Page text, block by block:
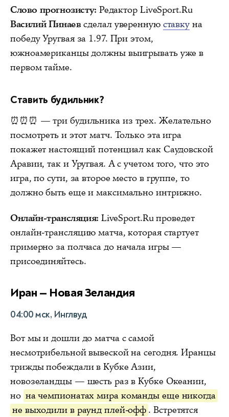
Слово прогнозисту: Редактор LiveSport.Ru
Василий Пинаев сделал уверенную ставку на
победу Уругвая за 1.97. При этом,
южноамериканцы должны выигрывать уже в
первом тайме.
Ставить будильник?
⏰⏰⏰ — три будильника из трех. Желательно
посмотреть и этот матч. Только эта игра
покажет настоящий потенциал как Саудовской
Аравии, так и Уругвая. А с учетом того, что это
игра, по сути, за второе место в группе, то
должно быть еще и максимально интрижно.
Онлайн-трансляция: LiveSport.Ru проведет
онлайн-трансляцию матча, которая стартует
примерно за полчаса до начала игры —
присоединяйтесь.
Иран — Новая Зеландия
04:00 мск, Инглвуд
Вот мы и дошли до матча с самой
несмотрибельной вывеской на сегодня. Иранцы
трижды побеждали в Кубке Азии,
новозеландцы — шесть раз в Кубке Океании,
но на чемпионатах мира команды еще никогда
не выходили в раунд плей-офф . Встретятся